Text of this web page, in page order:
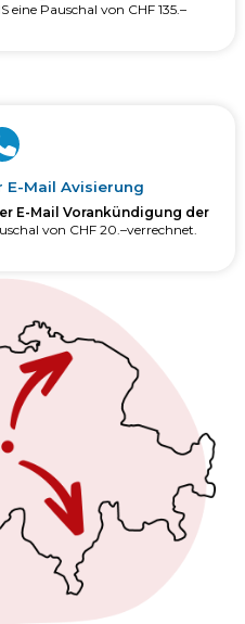
eine Pauschal von CHF 135.–
E-Mail Avisierung
E-Mail Vorankündigung der
von CHF 20.–verrechnet.